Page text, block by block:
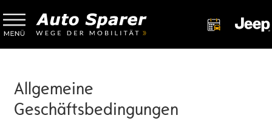
Allgemeine
Geschäftsbedingungen